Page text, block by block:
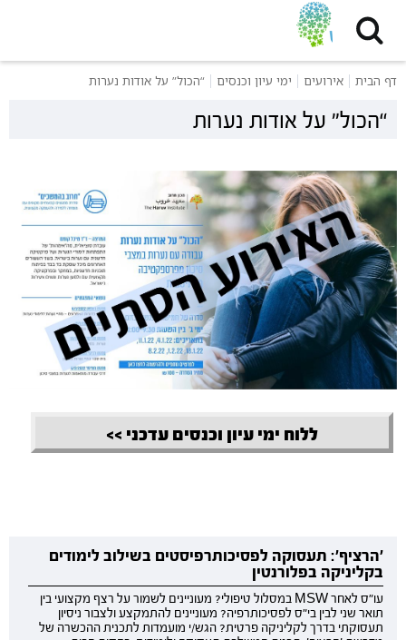
דף הבית אירועים ימי עיון וכנסים “הכול” על אודות נערות
“הכול” על אודות נערות
ללוח ימי עיון וכנסים עדכני >>
'הרציף': תעסוקה לפסיכותרפיסטים בשילוב לימודים
בקליניקה בפלורנטין
עו"ס לאחר MSW במסלול טיפולי? מעוניינים לשמור על רצף מקצועי בין
תואר שני לבין בי"ס לפסיכותרפיה? מעוניינים להתמקצע ולצבור ניסיון
תעסוקתי בדרך לקליניקה פרטית? הגש/י מועמדות לתכנית ההכשרה של